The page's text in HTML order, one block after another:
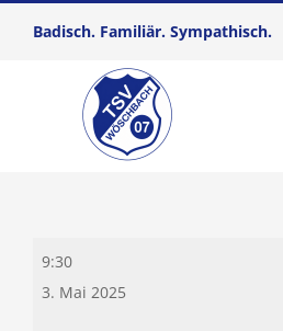
Inhalt
Badisch. Familiär. Sympathisch.
F-
Junioren
9:30
3. Mai 2025